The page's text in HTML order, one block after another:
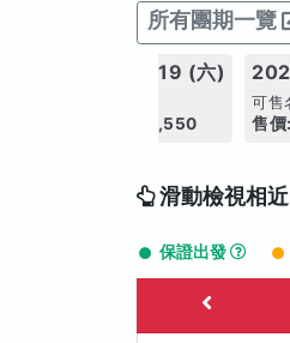
所有團期一覽
2026/09/19 (六)
售價: NT$ 6,550
可售
售
滑動檢視相
保證出發